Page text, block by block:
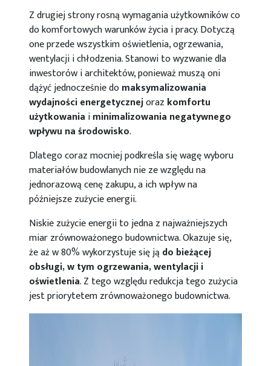
Z drugiej strony rosną wymagania użytkowników co
do komfortowych warunków życia i pracy. Dotyczą
one przede wszystkim oświetlenia, ogrzewania,
wentylacji i chłodzenia. Stanowi to wyzwanie dla
inwestorów i architektów, ponieważ muszą oni
dążyć jednocześnie domaksymalizowania
wydajności energetycznejoraz komfortu
użytkowania iminimalizowania negatywnego
wpływu na środowisko.
Dlatego coraz mocniej podkreśla się wagę wyboru
materiałów budowlanych nie ze względu na
jednorazową cenę zakupu, a ich wpływ na
późniejsze zużycie energii.
Niskie zużycie energii to jedna z najważniejszych
miar zrównoważonego budownictwa. Okazuje się,
że aż w 80% wykorzystuje się jądo bieżącej
obsługi, w tym ogrzewania, wentylacji i
oświetlenia. Z tego względu redukcja tego zużycia
jest priorytetem zrównoważonego budownictwa.